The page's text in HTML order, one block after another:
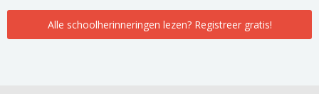
Alle schoolherinneringen lezen? Registreer gratis!